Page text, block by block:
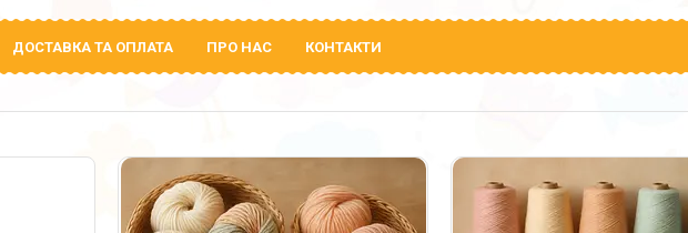
ДОСТАВКА ТА ОПЛАТА ПРО НАС КОНТАКТИ